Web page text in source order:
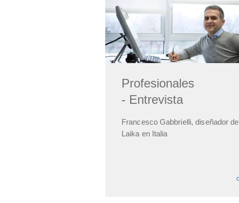
Profesionales
- Entrevista
Francesco Gabbrielli, diseñador de
Laika en Italia